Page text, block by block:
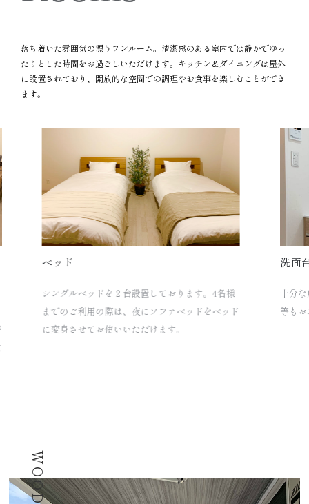
落ち着いた雰囲気の漂うワンルーム。清潔感のある室内では静かでゆっ
たりとした時間をお過ごしいただけます。キッチン＆ダイニングは屋外
に設置されており、開放的な空間での調理やお食事を楽しむことができ
ます。
ベッド
シングルベッドを２台設置しております。4名様
までのご利用の際は、夜にソファベッドをベッド
に変身させてお使いいただけます。
洗面台
十分な広
等もお二